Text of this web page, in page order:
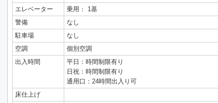
エレベーター
乗用： 1基
警備
なし
駐車場
なし
空調
個別空調
出入時間
平日：時間制限有り
日祝：時間制限有り
通用口：24時間出入り可
床仕上げ